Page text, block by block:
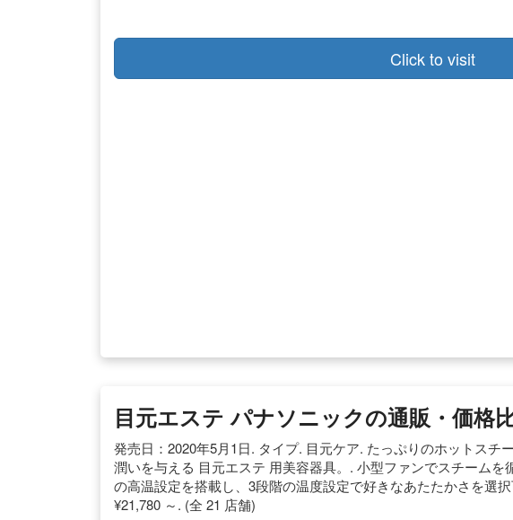
Click to visit
目元エステ パナソニックの通販・価格
発売日：2020年5月1日. タイプ. 目元ケア. たっぷりのホットスチ
潤いを与える 目元エステ 用美容器具。. 小型ファンでスチーム
の高温設定を搭載し、3段階の温度設定で好きなあたたかさを選
¥21,780 ～. (全 21 店舗)